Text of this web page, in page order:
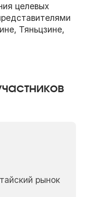
целевых
Тяньцзине,
рынок